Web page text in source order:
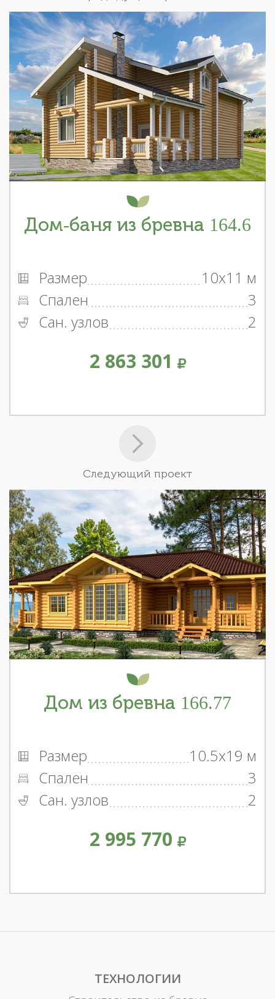
Дом-баня из бревна 164.6
Размер
10x11 м
Спален
3
Сан. узлов
2
2 863 301
Следующий проект
Дом из бревна 166.77
Размер
10.5x19 м
Спален
3
Сан. узлов
2
2 995 770
ТЕХНОЛОГИИ